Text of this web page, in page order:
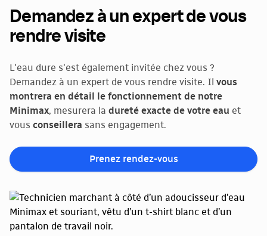
Demandez à un expert de vous
rendre visite
L'eau dure s'est également invitée chez vous ?
Demandez à un expert de vous rendre visite. Il vous
montrera en détail le fonctionnement de notre
Minimax, mesurera la dureté exacte de votre eau et
vous conseillera sans engagement.
Prenez rendez-vous